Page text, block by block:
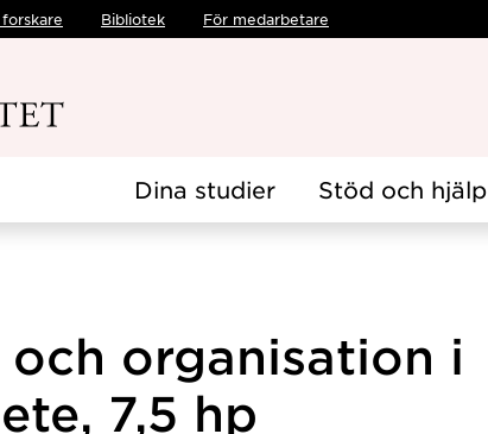
Bibliotek För medarbetare
Dina studier Stöd och hjälp
och organisation i
7,5 hp